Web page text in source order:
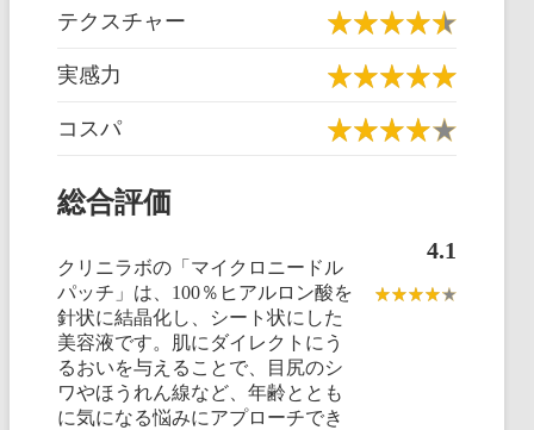
テクスチャー
実感力
コスパ
総合評価
クリニラボの「マイクロニードル
パッチ」は、100％ヒアルロン酸を
針状に結晶化し、シート状にした
美容液です。肌にダイレクトにう
るおいを与えることで、目尻のシ
ワやほうれん線など、年齢ととも
に気になる悩みにアプローチでき
4.1